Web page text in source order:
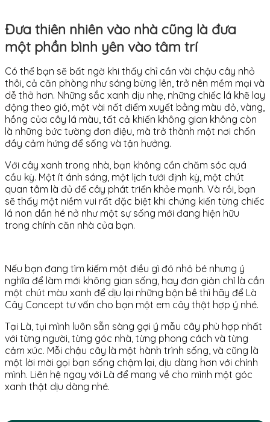
Đưa thiên nhiên vào nhà cũng là đưa
một phần bình yên vào tâm trí
Có thể bạn sẽ bất ngờ khi thấy chỉ cần vài chậu cây nhỏ
thôi, cả căn phòng như sáng bừng lên, trở nên mềm mại và
dễ thở hơn. Những sắc xanh dịu nhẹ, những chiếc lá khẽ lay
động theo gió, một vài nốt điểm xuyết bằng màu đỏ, vàng,
hồng của cây lá màu, tất cả khiến không gian không còn
là những bức tường đơn điệu, mà trở thành một nơi chốn
đầy cảm hứng để sống và tận hưởng.
Với cây xanh trong nhà, bạn không cần chăm sóc quá
cầu kỳ. Một ít ánh sáng, một lịch tưới định kỳ, một chút
quan tâm là đủ để cây phát triển khỏe mạnh. Và rồi, bạn
sẽ thấy một niềm vui rất đặc biệt khi chứng kiến từng chiếc
lá non dần hé nở như một sự sống mới đang hiện hữu
trong chính căn nhà của bạn.
Nếu bạn đang tìm kiếm một điều gì đó nhỏ bé nhưng ý
nghĩa để làm mới không gian sống, hay đơn giản chỉ là cần
một chút màu xanh để dịu lại những bộn bề thì hãy để Là
Cây Concept tư vấn cho bạn một em cây thật hợp ý nhé.
Tại Là, tụi mình luôn sẵn sàng gợi ý mẫu cây phù hợp nhất
với từng người, từng góc nhà, từng phong cách và từng
cảm xúc. Mỗi chậu cây là một hành trình sống, và cũng là
một lời mời gọi bạn sống chậm lại, dịu dàng hơn với chính
mình. Liên hệ ngay với Là để mang về cho mình một góc
xanh thật dịu dàng nhé.